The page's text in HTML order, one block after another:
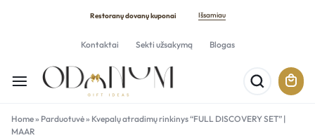
Restoranų dovanų kuponai Išsamiau
Kontaktai Sekti užsakymą Blogas
Home» Parduotuvė» Kvepalų atradimų rinkinys “FULL DISCOVERY SET” |
MAAR